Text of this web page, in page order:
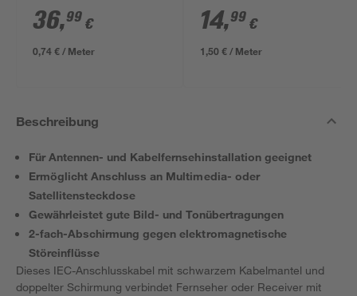
NYM-J 3x1,5mm² 50
m
36,99 €
0,74 € / Meter
14,99 €
1,50 € / Meter
Beschreibung
Für Antennen- und Kabelfernsehinstallation geeignet
Ermöglicht Anschluss an Multimedia- oder
Satellitensteckdose
Gewährleistet gute Bild- und Tonübertragungen
2-fach-Abschirmung gegen elektromagnetische
Störeinflüsse
Dieses IEC-Anschlusskabel mit schwarzem Kabelmantel und
doppelter Schirmung verbindet Fernseher oder Receiver mit